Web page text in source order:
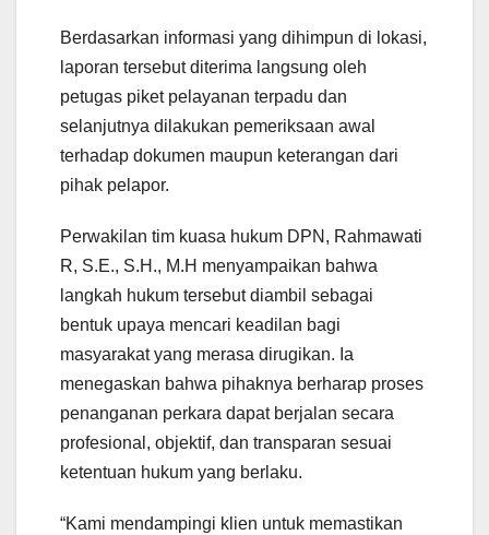
Berdasarkan informasi yang dihimpun di lokasi,
laporan tersebut diterima langsung oleh
petugas piket pelayanan terpadu dan
selanjutnya dilakukan pemeriksaan awal
terhadap dokumen maupun keterangan dari
pihak pelapor.
Perwakilan tim kuasa hukum DPN, Rahmawati
R, S.E., S.H., M.H menyampaikan bahwa
langkah hukum tersebut diambil sebagai
bentuk upaya mencari keadilan bagi
masyarakat yang merasa dirugikan. Ia
menegaskan bahwa pihaknya berharap proses
penanganan perkara dapat berjalan secara
profesional, objektif, dan transparan sesuai
ketentuan hukum yang berlaku.
“Kami mendampingi klien untuk memastikan